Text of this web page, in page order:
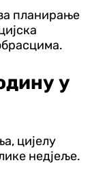
планирање
у
цијелу
недјеље.